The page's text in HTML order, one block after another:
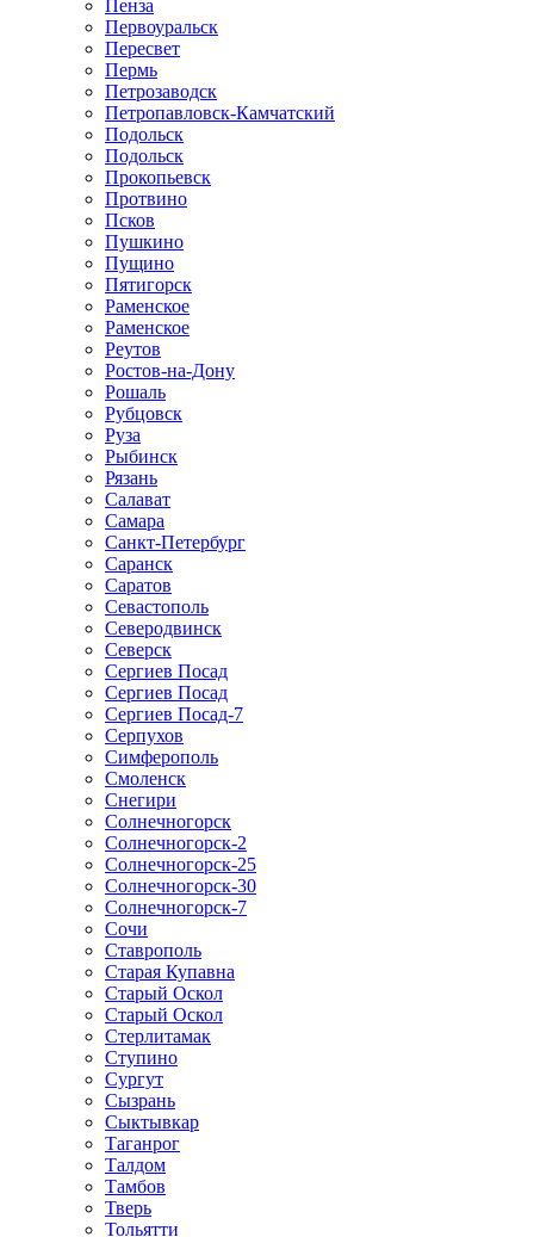
Пенза
Первоуральск
Пересвет
Пермь
Петрозаводск
Петропавловск-Камчатский
Подольск
Подольск
Прокопьевск
Протвино
Псков
Пушкино
Пущино
Пятигорск
Раменское
Раменское
Реутов
Ростов-на-Дону
Рошаль
Рубцовск
Руза
Рыбинск
Рязань
Салават
Самара
Санкт-Петербург
Саранск
Саратов
Севастополь
Северодвинск
Северск
Сергиев Посад
Сергиев Посад
Сергиев Посад-7
Серпухов
Симферополь
Смоленск
Снегири
Солнечногорск
Солнечногорск-2
Солнечногорск-25
Солнечногорск-30
Солнечногорск-7
Сочи
Ставрополь
Старая Купавна
Старый Оскол
Старый Оскол
Стерлитамак
Ступино
Сургут
Сызрань
Сыктывкар
Таганрог
Талдом
Тамбов
Тверь
Тольятти